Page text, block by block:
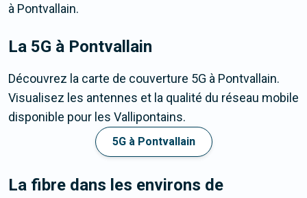
à Pontvallain.
La 5G à Pontvallain
Découvrez la carte de couverture 5G à Pontvallain.
Visualisez les antennes et la qualité du réseau mobile
disponible pour les Vallipontains.
5G à Pontvallain
La fibre dans les environs de